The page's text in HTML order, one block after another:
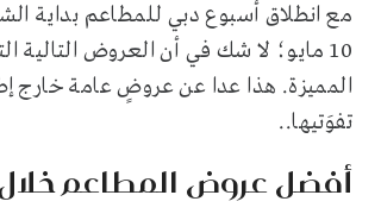
مع انطلاق أسبوع دبي للمطاعم بداية
10 مايو؛ لا شك في أن العروض
المميزة. هذا عدا عن عروضٍ عامة خارج
تفوَتيها..
أفضل عروض المطاعم